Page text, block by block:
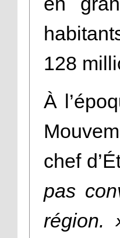
128
À
chef
pas
région.